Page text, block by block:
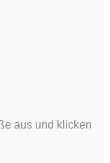
aus und klicken